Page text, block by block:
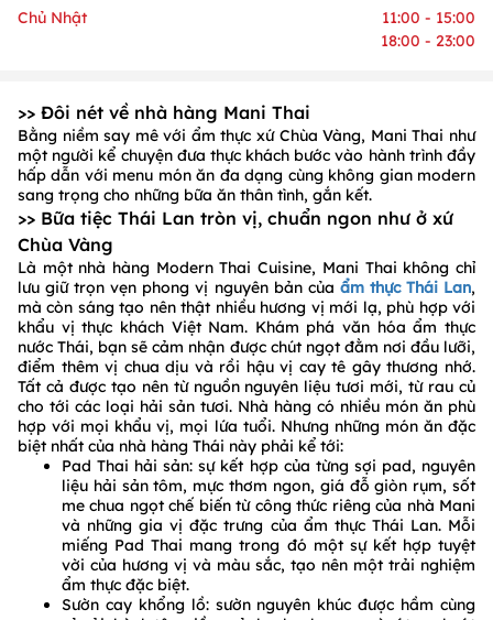
Chủ Nhật
11:00 - 15:00
18:00 - 23:00
>> Đôi nét về nhà hàng Mani Thai
Bằng niềm say mê với ẩm thực xứ Chùa Vàng, Mani Thai như
một người kể chuyện đưa thực khách bước vào hành trình đầy
hấp dẫn với menu món ăn đa dạng cùng không gian modern
sang trọng cho những bữa ăn thân tình, gắn kết.
>> Bữa tiệc Thái Lan tròn vị, chuẩn ngon như ở xứ
Chùa Vàng
Là một nhà hàng Modern Thai Cuisine, Mani Thai không chỉ
lưu giữ trọn vẹn phong vị nguyên bản của ẩm thực Thái Lan,
mà còn sáng tạo nên thật nhiều hương vị mới lạ, phù hợp với
khẩu vị thực khách Việt Nam. Khám phá văn hóa ẩm thực
nước Thái, bạn sẽ cảm nhận được chút ngọt đằm nơi đầu lưỡi,
điểm thêm vị chua dịu và rồi hậu vị cay tê gây thương nhớ.
Tất cả được tạo nên từ nguồn nguyên liệu tươi mới, từ rau củ
cho tới các loại hải sản tươi. Nhà hàng có nhiều món ăn phù
hợp với mọi khẩu vị, mọi lứa tuổi. Nhưng những món ăn đặc
biệt nhất của nhà hàng Thái này phải kể tới:
Pad Thai hải sản: sự kết hợp của từng sợi pad, nguyên
liệu hải sản tôm, mực thơm ngon, giá đỗ giòn rụm, sốt
me chua ngọt chế biến từ công thức riêng của nhà Mani
và những gia vị đặc trưng của ẩm thực Thái Lan. Mỗi
miếng Pad Thai mang trong đó một sự kết hợp tuyệt
vời của hương vị và màu sắc, tạo nên một trải nghiệm
ẩm thực đặc biệt.
Sườn cay khổng lồ: sườn nguyên khúc được hầm cùng